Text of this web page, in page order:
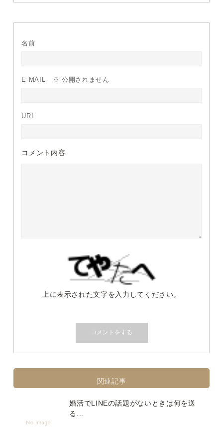
名前
E-MAIL ※ 公開されません
URL
コメント内容
上に表示された文字を入力してください。
関連記事
婚活でLINEの話題がないときは何を送
る...